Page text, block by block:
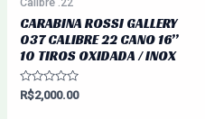
CARABINA ROSSI GALLERY
037 CALIBRE 22 CANO 16”
10 TIROS OXIDADA / INOX
Avaliação
0
R$2,000.00